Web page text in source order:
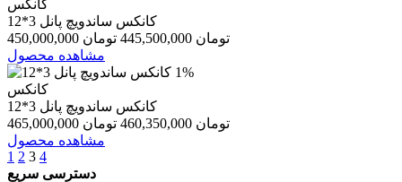
کانکس
کانکس ساندویچ پانل 3*12
450,000,000 تومان 445,500,000 تومان
مشاهده محصول
1%
کانکس
کانکس ساندویچ پانل 3*12
465,000,000 تومان 460,350,000 تومان
مشاهده محصول
1 2 3 4
دسترسی سریع